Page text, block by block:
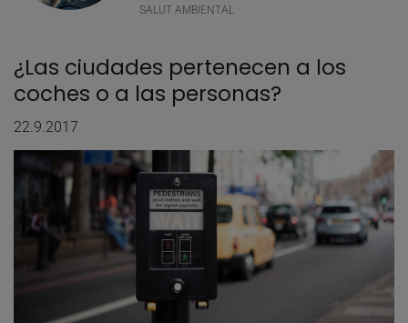
SALUT AMBIENTAL
¿Las ciudades pertenecen a los
coches o a las personas?
22.9.2017